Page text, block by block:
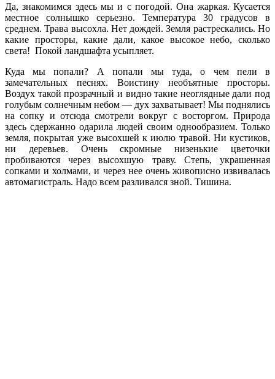
Да, знакомимся здесь мы и с погодой. Она жаркая. Кусается
местное солнышко серьезно. Температура 30 градусов в
среднем. Трава высохла. Нет дождей. Земля растрескались. Но
какие просторы, какие дали, какое высокое небо, сколько
света! Покой ландшафта усыпляет.
Куда мы попали? А попали мы туда, о чем пели в
замечательных песнях. Воистину необъятные просторы.
Воздух такой прозрачный и видно такие неоглядные дали под
голубым солнечным небом — дух захватывает! Мы поднялись
на сопку и отсюда смотрели вокруг с восторгом. Природа
здесь сдержанно одарила людей своим однообразием. Только
земля, покрытая уже высохшей к июлю травой. Ни кустиков,
ни деревьев. Очень скромные низенькие цветочки
пробиваются через высохшую траву. Степь, украшенная
сопками и холмами, и через нее очень живописно извивалась
автомагистраль. Надо всем разливался зной. Тишина.